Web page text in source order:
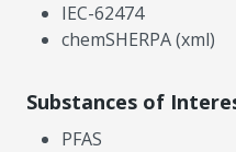
IEC-62474
chemSHERPA (xml)
Substances of
PFAS